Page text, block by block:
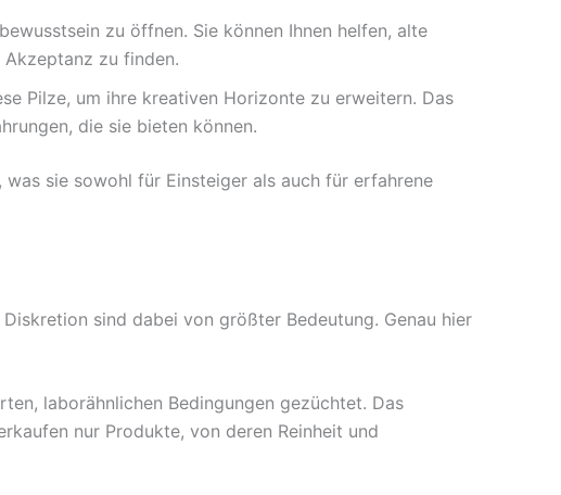
zu öffnen. Sie können Ihnen helfen, alte
zu finden.
Pilze, um ihre kreativen Horizonte zu erweitern. Das
die sie bieten können.
sie sowohl für Einsteiger als auch für erfahrene
sind dabei von größter Bedeutung. Genau hier
laborähnlichen Bedingungen gezüchtet. Das
nur Produkte, von deren Reinheit und